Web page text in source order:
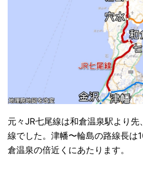
元々JR七尾線は和倉温泉駅より先
線でした。津幡〜輪島の路線長は
倉温泉の倍近くにあたります。